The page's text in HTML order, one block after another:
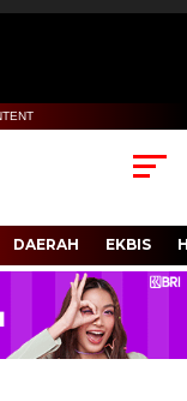
DAERAH EKBIS